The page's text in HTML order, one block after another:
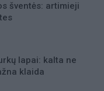
šventės: artimieji
lapai: kalta ne
klaida